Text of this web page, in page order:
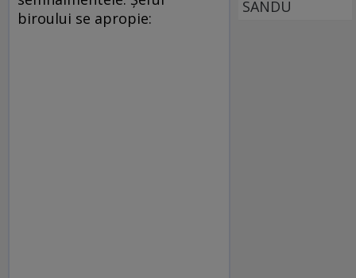
biroului se apropie:
SANDU